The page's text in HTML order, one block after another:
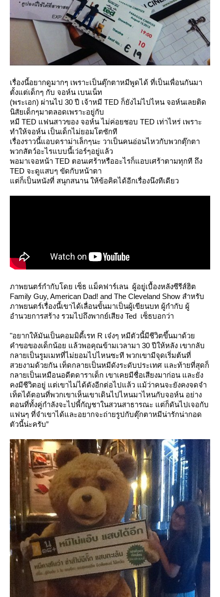
เรื่องนี้อยากดูมากๆ เพราะเป็นตุ๊กตาหมีพูดได้ ที่เป็นเพื่อนกันมา
ตั้งแต่เด็กๆ กับ จอห์น เบนเน็ท
(พระเอก) ผ่านไป 30 ปี เจ้าหมี TED ก็ยังไม่ไปไหน จอห์นเลยติด
นิสัยเด็กๆมาตลอดเพราะอยู่กับ
หมี TED แฟนสาวของ จอห์น ไม่ค่อยชอบ TED เท่าไหร่ เพราะ
ทำให้จอห์น เป็นเด็กไม่ยอมโตซักที
เรื่องราวนี้แอบดราม่าเล็กๆนะ วาเป็นคนอ่อนไหวกับพวกตุ๊กตา
พวกสัตว์อะไรแบบนี้เว่อร์ๆอยู่แล้ว
พอมาเจอหน้า TED ตอนเศร้าหรืออะไรก็แอบเศร้าตามทุกที ถึง
TED จะดูแสบๆ ขัดกับหน้าตา
ต่ก็เป็นหนังที่ สนุกสนาน ให้ข้อคิดได้อีกเรื่องนึงทีเดียว
ภาพยนตร์กำกับโดย เซ็ธ แม็คฟาร์เลน ผู้อยู่เบื้องหลังซีรีส์ฮิต
Family Guy, American Dad! and The Cleveland Show สำหรับ
ภาพยนตร์เรื่องนี้เขาได้เลื่อนขั้นมาเป็นผู้เขียนบท ผู้กำกับ ผู้
อำนวยการสร้าง รวมไปถึงพากย์เสียง Ted เซ็ธบอกว่า
"อยากให้มันเป็นคอมมิดี้เรท R เจ๋งๆ หมีตัวนี้มีชีวิตขึ้นมาด้ว
คำขอของเด็กน้อย แล้วพอคุณข้ามเวลามา 30 ปีให้หลัง เขากลับ
กลายเป็นรูมเมทที่ไม่ยอมไปไหนซะที พวกเขามีจุดเริ่มต้นที่
สวยงามด้วยกัน เท็ดกลายเป็นหมีดังระดับประเทศ และท้ายที่สุดก็
กลายเป็นเหมือนอดีตดาราเด็ก เขาเคยมีชื่อเสียงมาก่อน และยัง
คงมีชีวิตอยู่ แต่เขาไม่ได้ดังอีกต่อไปแล้ว แม้ว่าคนจะยังคงจดจำ
เท็ดได้ตอนที่พวกเขาเห็นเขาเดินไปไหนมาไหนกับจอห์น อย่าง
ตอนที่ทั้งคู่กำลังจะไปพี้กัญชาในสวนสาธารณะ แต่ก็ดันไปเจอกับ
ฟนๆ ที่จำเขาได้และอยากจะถ่ายรูปกับตุ๊กตาหมีน่ารักน่ากอด
ตัวนี้น่ะครับ”